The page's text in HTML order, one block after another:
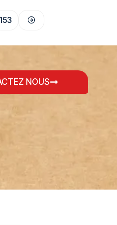
153
NOUS